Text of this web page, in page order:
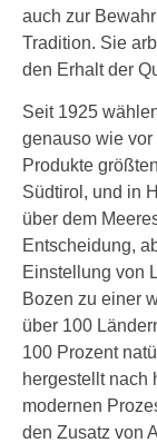
auch zur
Tradition. Sie
den Erhalt der
Seit 1925
genauso wie
Produkte
Südtirol, und in
über dem
Entscheidung,
Einstellung von
Bozen zu einer
über 100
100 Prozent
hergestellt nach
modernen
den Zusatz von